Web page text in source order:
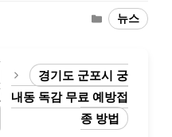
Categories
뉴스
경기도 군포시 궁
내동 독감 무료 예방접
종 방법